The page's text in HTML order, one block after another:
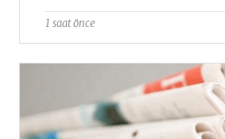
1 saat önce